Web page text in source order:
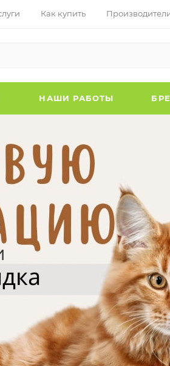
Как купить
НАШИ РАБОТЫ